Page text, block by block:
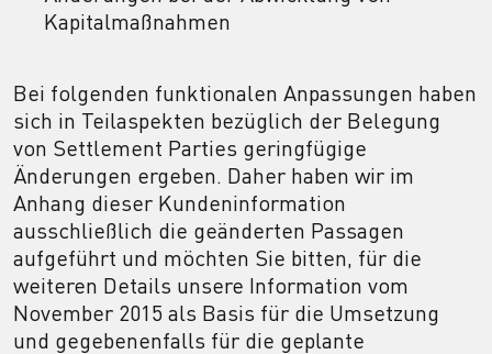
Kapitalmaßnahmen
Bei folgenden funktionalen Anpassungen haben
sich in Teilaspekten bezüglich der Belegung
von Settlement Parties geringfügige
Änderungen ergeben. Daher haben wir im
Anhang dieser Kundeninformation
ausschließlich die geänderten Passagen
aufgeführt und möchten Sie bitten, für die
weiteren Details unsere Information vom
November 2015 als Basis für die Umsetzung
und gegebenenfalls für die geplante